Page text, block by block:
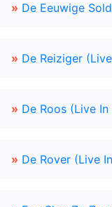
» De Eeuwige
» De Reiziger
» De Roos (Live
» De Rover (Live